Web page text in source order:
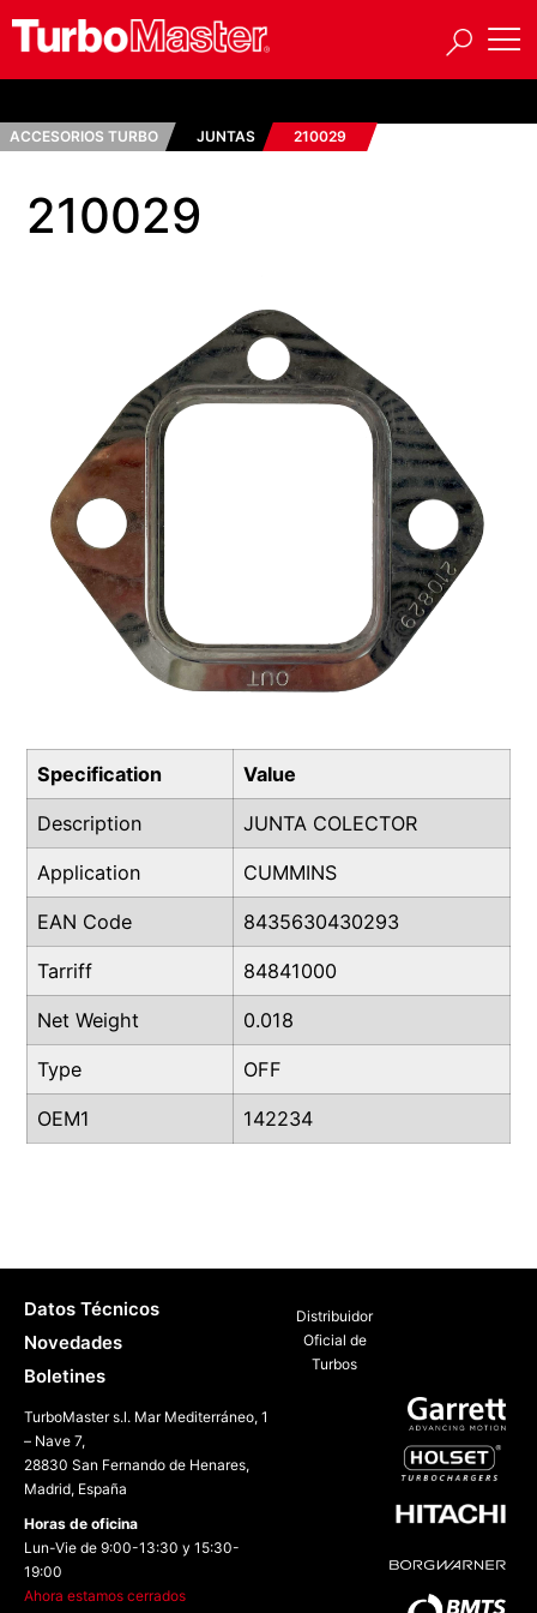
ACCESORIOS TURBO JUNTAS 210029
210029
Specification Value
Description JUNTA COLECTOR
Application CUMMINS
EAN Code 8435630430293
Tarriff 84841000
Net Weight 0.018
Type OFF
OEM1 142234
Distribuidor
Oficial de
Turbos
Datos Técnicos
Novedades
Boletines
TurboMaster s.l. Mar Mediterráneo, 1
– Nave 7,
28830 San Fernando de Henares,
Madrid, España
Horas de oficina
Lun-Vie de 9:00-13:30 y 15:30-
19:00
Ahora estamos cerrados